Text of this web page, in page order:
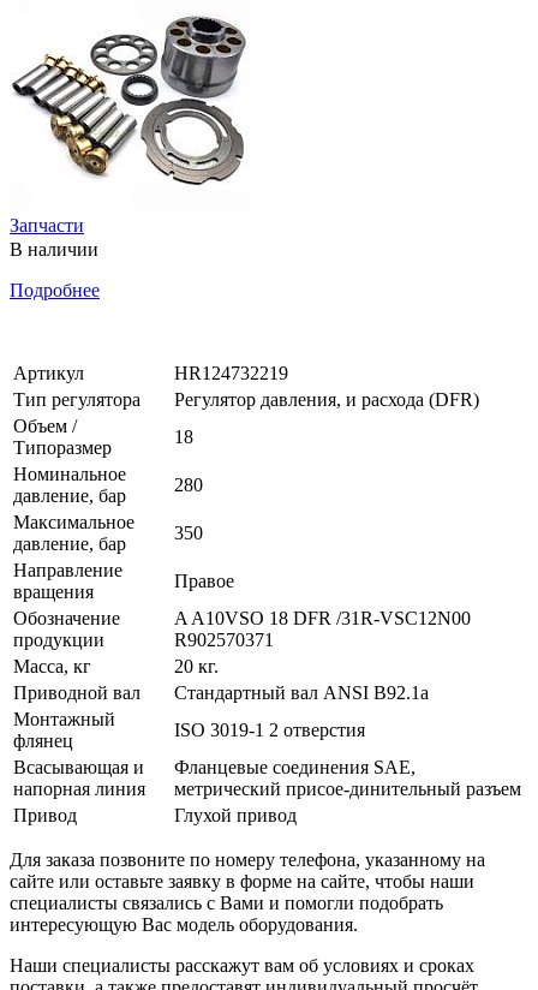
Запчасти
В наличии
Подробнее
Артикул
HR124732219
Тип регулятора
Регулятор давления, и расхода (DFR)
Объем /
Типоразмер
18
Номинальное
давление, бар
280
Максимальное
давление, бар
350
Направление
вращения
Правое
Обозначение
продукции
A A10VSO 18 DFR /31R-VSC12N00
R902570371
Масса, кг
20 кг.
Приводной вал
Стандартный вал ANSI B92.1a
Монтажный
флянец
ISO 3019-1 2 отверстия
Всасывающая и
напорная линия
Фланцевые соединения SAE,
метрический присое-динительный разъем
Привод
Глухой привод
Для заказа позвоните по номеру телефона, указанному на
сайте или оставьте заявку в форме на сайте, чтобы наши
специалисты связались с Вами и помогли подобрать
интересующую Вас модель оборудования.
Наши специалисты расскажут вам об условиях и сроках